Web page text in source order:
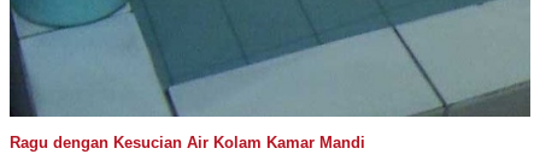
Ragu dengan Kesucian Air Kolam Kamar Mandi